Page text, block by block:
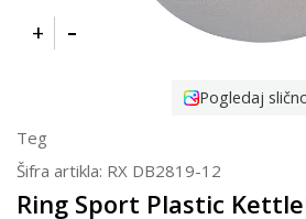
Pogledaj
Teg
Šifra artikla: RX DB2819-12
Ring Sport Plastic